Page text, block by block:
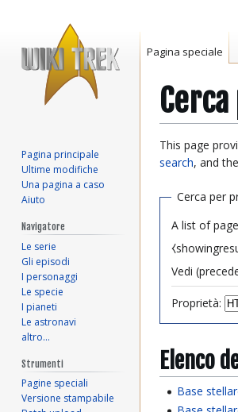
Vai
alla
Vai
alla
This page
search, and the
Cerca per
A list of
Vedi (
Proprietà:
Elenco
Base
Pagina speciale
Pagina principale
Ultime modifiche
Una pagina a caso
Aiuto
Navigatore
Le serie
Gli episodi
I personaggi
Le specie
I pianeti
Le astronavi
altro…
Strumenti
Pagine speciali
Versione stampabile